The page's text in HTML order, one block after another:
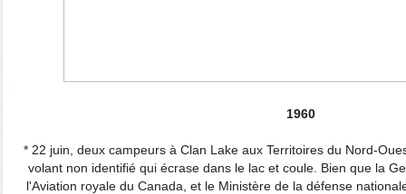
1960
* 22 juin, deux campeurs à Clan Lake aux Territoires du Nord-
volant non identifié qui écrase dans le lac et coule. Bien que la
l'Aviation royale du Canada, et le Ministère de la défense